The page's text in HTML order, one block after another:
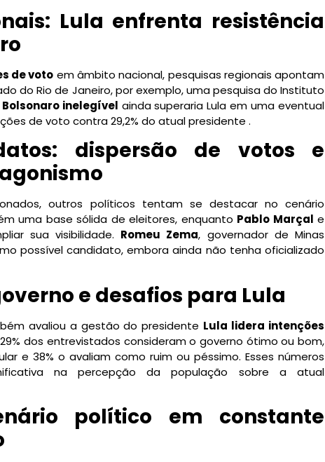
Lula enfrenta resistência
de voto em âmbito nacional, pesquisas regionais apontam
do Rio de Janeiro, por exemplo, uma pesquisa do Instituto
Bolsonaro inelegível ainda superaria Lula em uma eventual
de voto contra 29,2% do atual presidente .
dispersão de votos e
outros políticos tentam se destacar no cenário
uma base sólida de eleitores, enquanto Pablo Marçal e
sua visibilidade. Romeu Zema, governador de Minas
possível candidato, embora ainda não tenha oficializado
e desafios para Lula
avaliou a gestão do presidente Lula lidera intenções
dos entrevistados consideram o governo ótimo ou bom,
e 38% o avaliam como ruim ou péssimo. Esses números
na percepção da população sobre a atual
político em constante